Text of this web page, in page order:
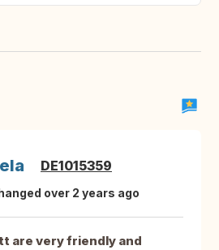
DE1015359
over 2 years ago
are very friendly and